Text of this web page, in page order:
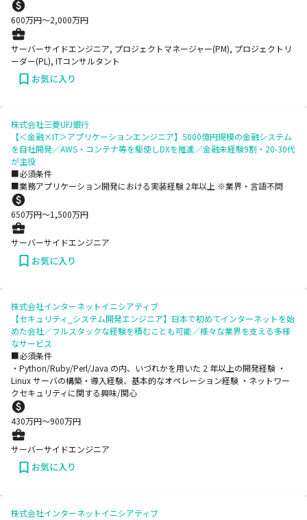
600万円〜2,000万円
サーバーサイドエンジニア, プロジェクトマネージャー(PM), プロジェクトリ
ーダー(PL), ITコンサルタント
お気に入り
株式会社三菱UFJ銀行
【＜金融×IT＞アプリケーションエンジニア】5000億円規模の金融システム
を自社開発／AWS・コンテナ等を駆使しDXを推進／金融未経験9割・20-30代
が主役
■必須条件
■業務アプリケーション開発における実装経験 2年以上 ※業界・言語不問
650万円〜1,500万円
サーバーサイドエンジニア
お気に入り
株式会社インターネットイニシアティブ
【セキュリティ_システム開発エンジニア】日本で初めてインターネットを始
めた会社／フルスタックな経験を積むことも可能／様々な業界を支える多様
なサービス
■必須条件
・Python/Ruby/Perl/Java の内、いづれかを用いた 2 年以上の開発経験 ・
Linux サーバの構築・導入経験、基本的なオペレーション経験 ・ネットワー
クセキュリティに関する興味/関心
430万円〜900万円
サーバーサイドエンジニア
お気に入り
株式会社インターネットイニシアティブ